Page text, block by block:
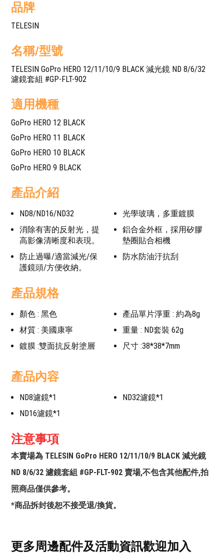
品牌
TELESIN
名稱/型號
TELESIN GoPro HERO 12/11/10/9 BLACK 減光鏡 ND 8/6/32
濾鏡套組 #GP-FLT-902
適用機種
GoPro HERO 12 BLACK
GoPro HERO 11 BLACK
GoPro HERO 10 BLACK
GoPro HERO 9 BLACK
產品介紹
ND8/ND16/ND32
消除有害的反射光，提
高影像清晰度和表現。
防止過曝/適當減光/保
護鏡頭/方便收納。
光學玻璃，多重鍍膜
鋁合金外框，採用矽膠
墊圈貼合相機
防水防油汙抗刮
產品規格
顏色 : 黑色
材質 : 美國康寧
鍍膜 :雙面抗反射塗層
產品單片淨重 : 約為8g
重量 : ND套裝 62g
尺寸 :38*38*7mm
產品內容
ND8濾鏡*1
ND16濾鏡*1
ND32濾鏡*1
注意事項
本賣場為 TELESIN GoPro HERO 12/11/10/9 BLACK 減光鏡
ND 8/6/32 濾鏡套組 #GP-FLT-902 賣場,不包含其他配件,拍
照商品僅供參考。
*商品拆封後恕不接受退/換貨。
更多周邊配件及活動資訊歡迎加入